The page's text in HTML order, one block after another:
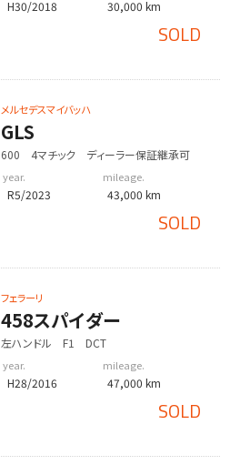
H30/2018 30,000 km
SOLD
メルセデスマイバッハ
GLS
600 4マチック ディーラー保証継承可
year.
R5/2023
mileage.
43,000 km
SOLD
フェラーリ
458スパイダー
左ハンドル F1 DCT
year.
H28/2016
mileage.
47,000 km
SOLD